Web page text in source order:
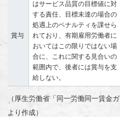
賞与
はサービス品質の目標値に対
する責任、目標未達の場合の
処遇上のペナルティを課せら
れており、有期雇用労働者に
おいてはこの限りではない場
合に、これに関する見合いの
範囲内で、後者には賞与を支
給しない。
（厚生労働省「同一労働同一賃金
より作成）